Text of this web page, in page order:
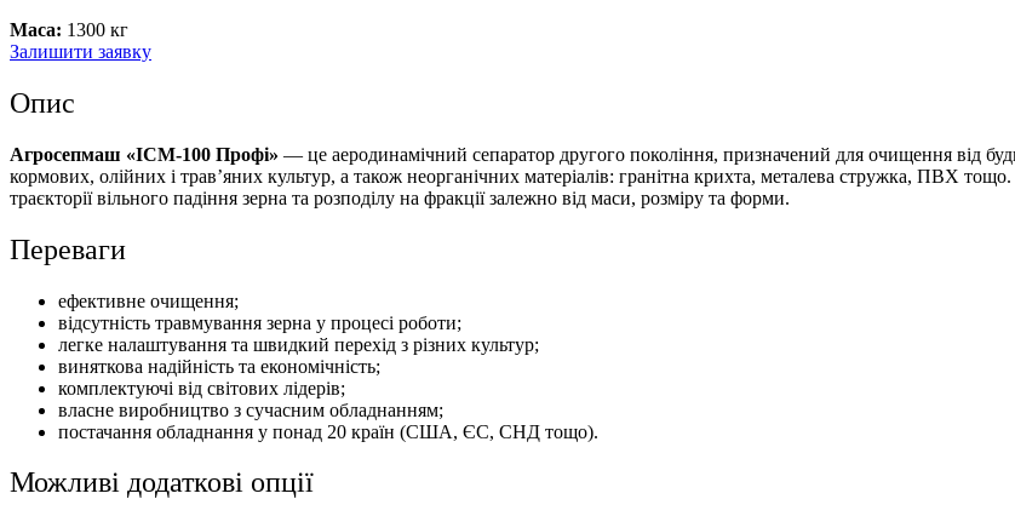
Маса: 1300 кг
Залишити заявку
Опис
Агросепмаш «ІСМ-100 Профі» — це аеродинамічний сепаратор другого покоління, призначений для очищення від
кормових, олійних і трав’яних культур, а також неорганічних матеріалів: гранітна крихта, металева стружка, ПВХ тощо.
траєкторії вільного падіння зерна та розподілу на фракції залежно від маси, розміру та форми.
Переваги
ефективне очищення;
відсутність травмування зерна у процесі роботи;
легке налаштування та швидкий перехід з різних культур;
виняткова надійність та економічність;
комплектуючі від світових лідерів;
власне виробництво з сучасним обладнанням;
постачання обладнання у понад 20 країн (США, ЄС, СНД тощо).
Можливі додаткові опції